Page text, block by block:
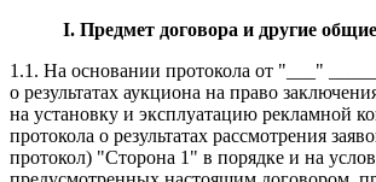
I. Предмет договора и другие
1.1. На основании протокола от "___"
о результатах аукциона на право
на установку и эксплуатацию рекламной
протокола о результатах рассмотрения
протокол) "Сторона 1" в порядке и на